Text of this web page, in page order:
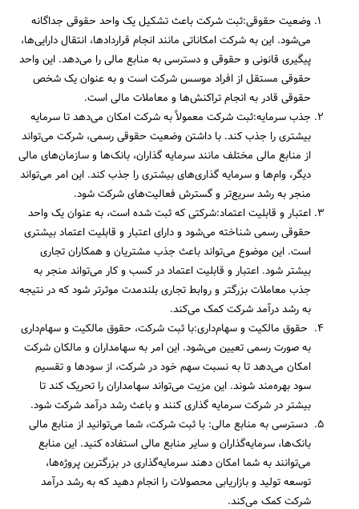
وضعیت حقوقی:ثبت شرکت باعث تشکیل یک واحد حقوقی جداگانه
می‌شود. این به شرکت امکاناتی مانند انجام قراردادها، انتقال دارایی‌ها،
پیگیری قانونی و حقوقی و دسترسی به منابع مالی را می‌دهد. این واحد
حقوقی مستقل از افراد موسس شرکت است و به عنوان یک شخص
حقوقی قادر به انجام تراکنش‌ها و معاملات مالی است.
جذب سرمایه:ثبت شرکت معمولاً به شرکت امکان می‌دهد تا سرمایه
بیشتری را جذب کند. با داشتن وضعیت حقوقی رسمی، شرکت می‌تواند
از منابع مالی مختلف مانند سرمایه گذاران، بانک‌ها و سازمان‌های مالی
دیگر، وام‌ها و سرمایه گذاری‌های بیشتری را جذب کند. این امر می‌تواند
منجر به رشد سریع‌تر و گسترش فعالیت‌های شرکت شود.
اعتبار و قابلیت اعتماد:شرکتی که ثبت شده است، به عنوان یک واحد
حقوقی رسمی شناخته می‌شود و دارای اعتبار و قابلیت اعتماد بیشتری
است. این موضوع می‌تواند باعث جذب مشتریان و همکاران تجاری
بیشتر شود. اعتبار و قابلیت اعتماد در کسب و کار می‌تواند منجر به
جذب معاملات بزرگتر و روابط تجاری بلندمدت موثرتر شود که در نتیجه
به رشد درآمد شرکت کمک می‌کند.
حقوق مالکیت و سهام‌داری:با ثبت شرکت، حقوق مالکیت و سهام‌داری
به صورت رسمی تعیین می‌شود. این امر به سهامداران و مالکان شرکت
امکان می‌دهد تا به نسبت سهم خود در شرکت، از سود‌ها و تقسیم
سود بهره‌مند شوند. این مزیت می‌تواند سهامداران را تحریک کند تا
بیشتر در شرکت سرمایه گذاری کنند و باعث رشد درآمد شرکت شود.
دسترسی به منابع مالی: با ثبت شرکت، شما می‌توانید از منابع مالی
بانک‌ها، سرمایه‌گذاران و سایر منابع مالی استفاده کنید. این منابع
می‌توانند به شما امکان دهند سرمایه‌گذاری در بزرگترین پروژه‌ها،
توسعه تولید و بازاریابی محصولات را انجام دهید که به رشد درآمد
شرکت کمک می‌کند.